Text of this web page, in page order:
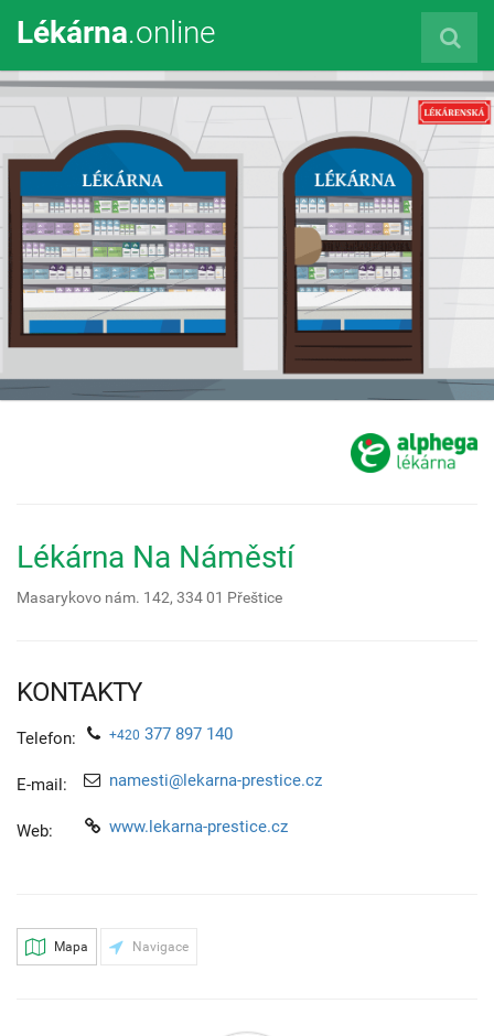
Lékárna.online
Lékárna Na Náměstí
Masarykovo nám. 142, 334 01 Přeštice
KONTAKTY
Telefon: +420 377 897 140
E-mail: namesti@lekarna-prestice.cz
Web: www.lekarna-prestice.cz
Mapa Navigace